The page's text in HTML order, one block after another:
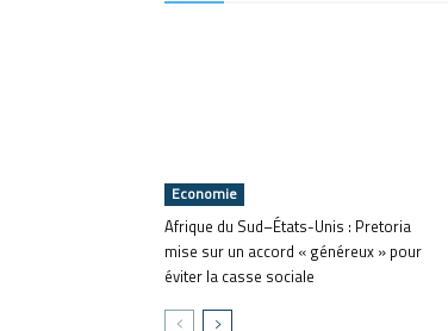
Economie
Afrique du Sud–États-Unis : Pretoria
mise sur un accord « généreux » pour
éviter la casse sociale